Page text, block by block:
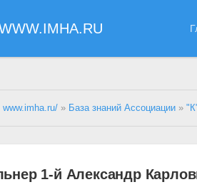
www.imha.ru/ » База знаний Ассоциации »
1-й Александр